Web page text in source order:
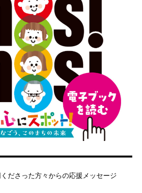
ださった方々からの応援メッセージ